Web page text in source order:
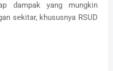
dampak yang mungkin
sekitar, khususnya RSUD